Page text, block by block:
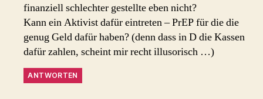
finanziell schlechter gestellte eben nicht?
Kann ein Aktivist dafür eintreten – PrEP für die die
genug Geld dafür haben? (denn dass in D die Kassen
dafür zahlen, scheint mir recht illusorisch …)
ANTWORTEN